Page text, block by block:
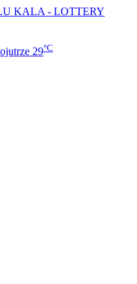
KALA - LOTTERY
29°C